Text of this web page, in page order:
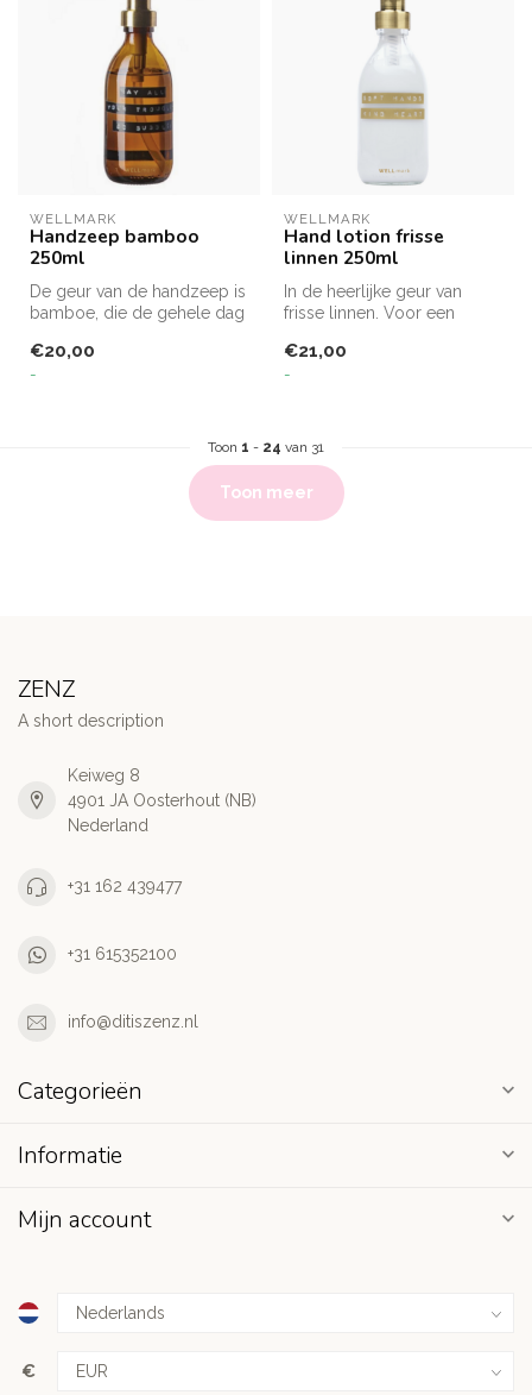
WELLMARK
Handzeep bamboo
250ml
De geur van de handzeep is
bamboe, die de gehele dag
€20,00
-
WELLMARK
Hand lotion frisse
linnen 250ml
In de heerlijke geur van
frisse linnen. Voor een
een lek...
€21,00
-
Toon 1 - 24 van 31
Toon meer
ZENZ
A short description
Keiweg 8
4901 JA Oosterhout (NB)
Nederland
+31 162 439477
+31 615352100
info@ditiszenz.nl
Categorieën
Informatie
Mijn account
€